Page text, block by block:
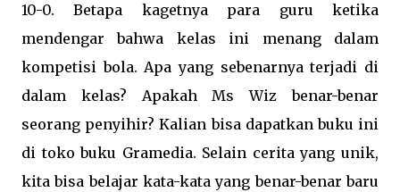
10-0. Betapa kagetnya para guru ketika
mendengar bahwa kelas ini menang dalam
kompetisi bola. Apa yang sebenarnya terjadi di
dalam kelas? Apakah Ms Wiz benar-benar
seorang penyihir? Kalian bisa dapatkan buku ini
di toko buku Gramedia. Selain cerita yang unik,
kita bisa belajar kata-kata yang benar-benar baru